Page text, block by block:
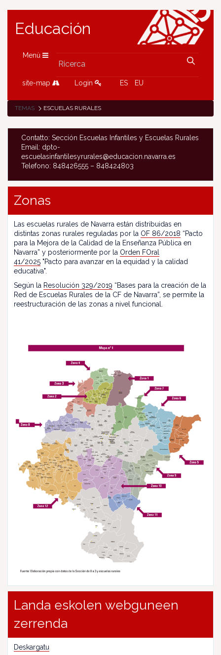
Educación
Menù
site-map Login ES EU
TEMAS ESCUELAS RURALES
Contatto: Sección Escuelas Infantiles y Escuelas Rurales
Email: dpto-
escuelasinfantilesyrurales@educacion.navarra.es
Telefono: 848426555 – 848424803
Zonas
Las escuelas rurales de Navarra están distribuidas en
distintas zonas rurales reguladas por la OF 86/2018 “Pacto
para la Mejora de la Calidad de la Enseñanza Pública en
Navarra” y posteriormente por la Orden FOral
41/2025 "Pacto para avanzar en la equidad y la calidad
educativa".
Según la Resolución 329/2019 “Bases para la creación de la
Red de Escuelas Rurales de la CF de Navarra”, se permite la
reestructuración de las zonas a nivel funcional.
Landa eskolen webguneen
zerrenda
Deskargatu